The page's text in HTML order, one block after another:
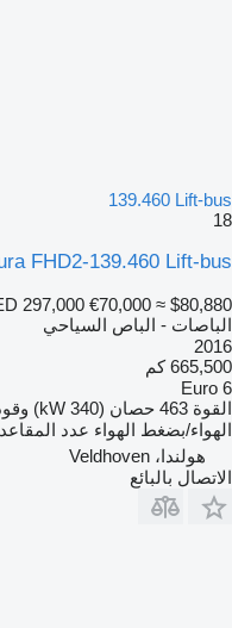
139.460 Lift-bus
18
FHD2-139.460 Lift-bus
297,000 €70,000 ≈ $80,880
الباصات - الباص السياحي
2016
665,500 كم
Euro 6
القوة 463 حصان (340 kW)
الهواء/بضغط الهواء عدد المقاعد
هولندا، Veldhoven
الاتصال بالبائع